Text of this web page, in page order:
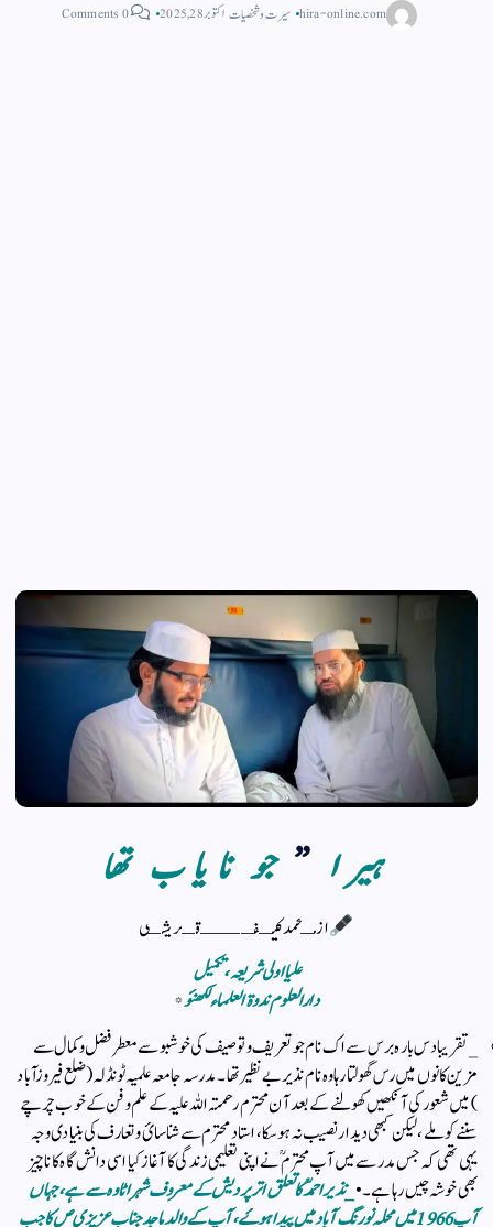
hira-online.com سیرت و شخصیات اکتوبر 28, 2025 0 Comments
ہیرا ” جو نایاب تھا
از مـحمد کیـفــــ قـریشـی
علیا اولی شریعہ ، تکمیل
دارالعلوم ندوۃ العلماء لکھنؤ*
_ تقریبا دس بارہ برس سے اک نام جو تعریف و توصیف کی خوشبو سے معطر فضل و کمال سے
مزین کانوں میں رس گھولتا رہا وہ نام نذیر بے نظیر تھا ۔ مدرسہ جامعہ علمیہ ٹونڈلہ (ضلع فیروزآباد
) میں شعور کی آنکھیں کھولنے کے بعد آن محترم رحمتہ اللہ علیہ کے علم و فن کے خوب چرچے
سننے کو ملے ، لیکن کبھی دیدار نصیب نہ ہوسکا، استاد محترم سے شناسائ و تعارف کی‌ بنیادی وجہ
یہی تھی کہ جس مدرسے میں آپ محترم ؒنے اپنی تعلیمی زندگی کا آغاز کیا اسی دانش گاہ کا ناچیز
بھی خوشہ چیں رہا ہے ۔ •_ نذیر احمد ؒ کا‌‌ تعلق اتر پردیش کے معروف شہر اٹاوہ سے ہے ، جہاں
آپ 1966 میں محلہ نورنگ آباد میں پیدا ہوۓ ، آپ کے والد ماجد جناب عزیزی ص کا جب